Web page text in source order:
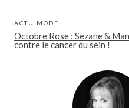
ACTU MODE
Octobre Rose : Sezane &
contre le cancer du sein !